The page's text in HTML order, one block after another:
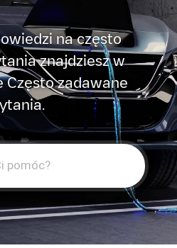
na często
znajdziesz w
Często zadawane